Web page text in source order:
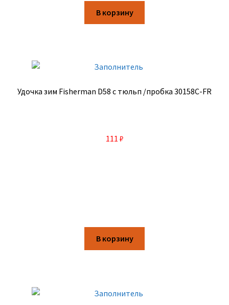
В корзину
Удочка зим Fisherman D58 с тюльп /пробка 30158C-FR
111 ₽
В корзину